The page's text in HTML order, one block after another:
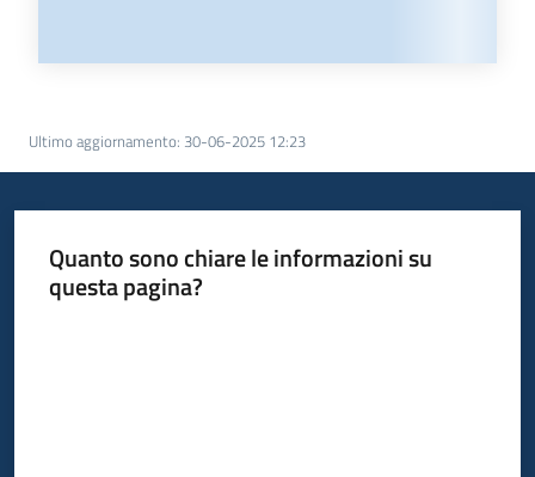
Ultimo aggiornamento: 30-06-2025 12:23
Quanto sono chiare le informazioni su
questa pagina?